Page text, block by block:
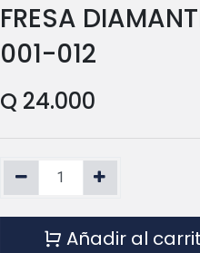
FRESA
001-012
Q 24.000
Añadir al